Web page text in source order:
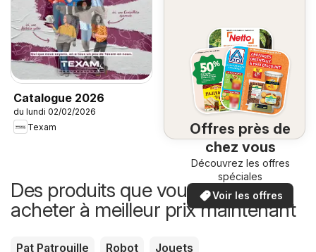
Catalogue 2026
du lundi 02/02/2026
Texam
Offres près de
chez vous
Découvrez les offres
spéciales
Voir les offres
Des produits que vous pouvez
acheter à meilleur prix maintenant
Pat Patrouille Robot
Jouets